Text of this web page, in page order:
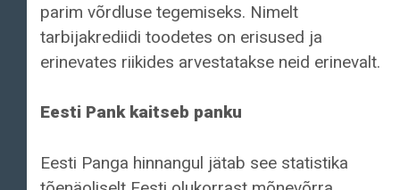
parim võrdluse tegemiseks. Nimelt
tarbijakrediidi toodetes on erisused ja
erinevates riikides arvestatakse neid erinevalt.
Eesti Pank kaitseb panku
Eesti Panga hinnangul jätab see statistika